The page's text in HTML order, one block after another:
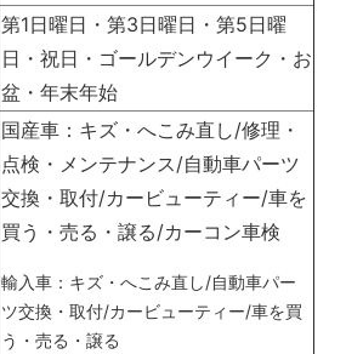
第1日曜日・第3日曜日・第5日曜
日・祝日・ゴールデンウイーク・お
盆・年末年始
国産車：キズ・へこみ直し/修理・
点検・メンテナンス/自動車パーツ
交換・取付/カービューティー/車を
買う・売る・譲る/カーコン車検
輸入車：キズ・へこみ直し/自動車パー
ツ交換・取付/カービューティー/車を買
う・売る・譲る